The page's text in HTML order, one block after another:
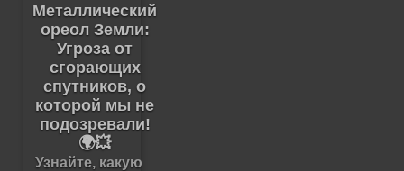
Металлический
ореол Земли:
Угроза от
сгорающих
спутников, о
которой мы не
подозревали!
🌍💥
Узнайте, какую